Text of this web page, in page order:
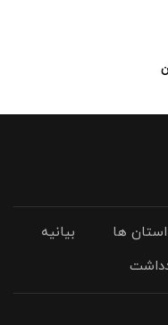
استان ها
بیانیه